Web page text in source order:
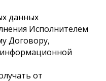
данных
Исполнителем
Договору,
информационной
от